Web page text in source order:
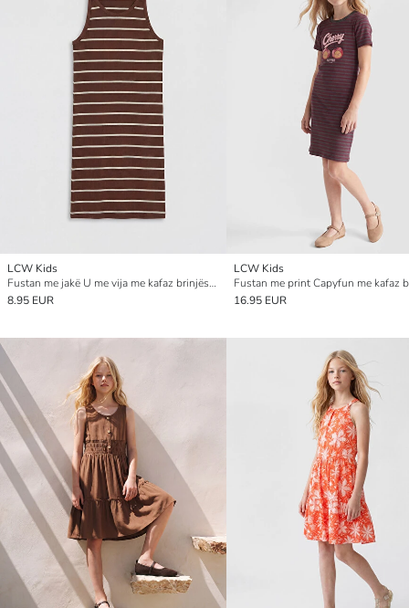
LCW Kids
Fustan me jakë U me vija me kafaz brinjësh për vajza
8.95 EUR
LCW Kids
16.95 EUR